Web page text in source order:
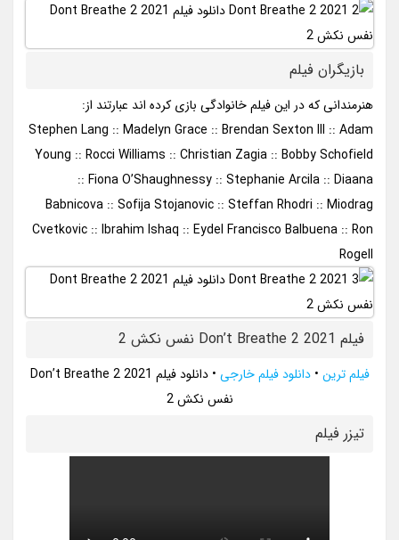
بازیگران فیلم
هنرمندانی که در این فیلم خانوادگی بازی کرده اند عبارتند از:
Stephen Lang :: Madelyn Grace :: Brendan Sexton III :: Adam
Young :: Rocci Williams :: Christian Zagia :: Bobby Schofield
:: Fiona O’Shaughnessy :: Stephanie Arcila :: Diaana
Babnicova :: Sofija Stojanovic :: Steffan Rhodri :: Miodrag
Cvetkovic :: Ibrahim Ishaq :: Eydel Francisco Balbuena :: Ron
Rogell
فیلم Don’t Breathe 2 2021 نفس نکش 2
فیلم ترین •دانلود فیلم خارجی •
دانلود فیلم Don’t Breathe 2 2021
نفس نکش 2
تيزر فيلم